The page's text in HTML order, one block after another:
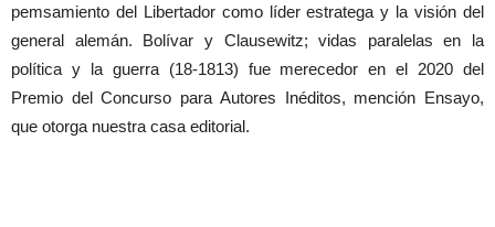
pemsamiento del Libertador como líder estratega y la visión del
general alemán. Bolívar y Clausewitz; vidas paralelas en la
política y la guerra (18-1813) fue merecedor en el 2020 del
Premio del Concurso para Autores Inéditos, mención Ensayo,
que otorga nuestra casa editorial.